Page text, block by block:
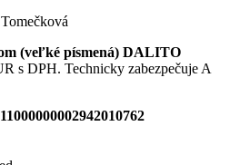
(veľké písmená) DALITO
s DPH. Technicky zabezpečuje A